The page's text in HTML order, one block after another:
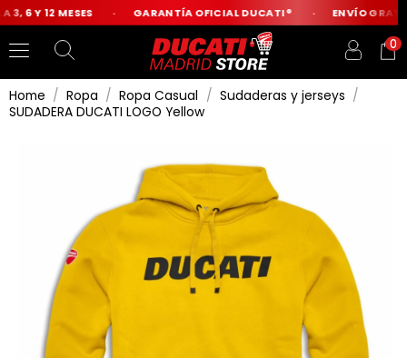
6 Y 12 MESES GARANTÍA OFICIAL DUCATI® ENVÍO
0
Home Ropa Ropa Casual
Sudaderas y jerseys
SUDADERA DUCATI LOGO Yellow